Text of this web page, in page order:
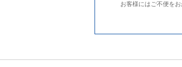
お客様にはご不便を